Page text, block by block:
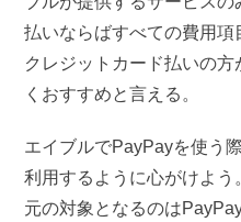
払いならばすべての費用
クレジットカード払いの
くおすすめと言える。
エイブルでPayPayを使う
利用するように心がけよ
元の対象となるのは